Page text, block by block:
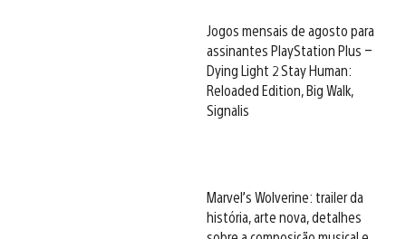
Jogos mensais de agosto para
assinantes PlayStation Plus –
Dying Light 2 Stay Human:
Reloaded Edition, Big Walk,
Signalis
Marvel’s Wolverine: trailer da
história, arte nova, detalhes